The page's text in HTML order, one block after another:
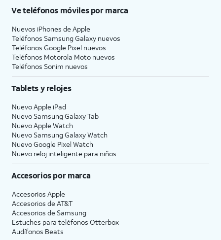
Ve teléfonos móviles por marca
Nuevos iPhones de Apple
Teléfonos Samsung Galaxy nuevos
Teléfonos Google Pixel nuevos
Teléfonos Motorola Moto nuevos
Teléfonos Sonim nuevos
Tablets y relojes
Nuevo Apple iPad
Nuevo Samsung Galaxy Tab
Nuevo Apple Watch
Nuevo Samsung Galaxy Watch
Nuevo Google Pixel Watch
Nuevo reloj inteligente para niños
Accesorios por marca
Accesorios Apple
Accesorios de AT&T
Accesorios de Samsung
Estuches para teléfonos Otterbox
Audífonos Beats